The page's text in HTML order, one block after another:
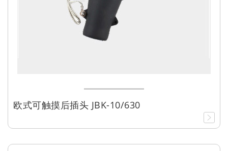
欧式可触摸后插头 JBK-10/630